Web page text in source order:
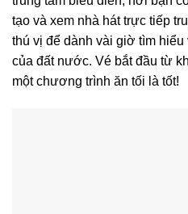
tạo và xem nhà hát trực tiếp
thú vị để dành vài giờ tìm
của đất nước. Vé bắt đầu từ
một chương trình ăn tối là tốt!